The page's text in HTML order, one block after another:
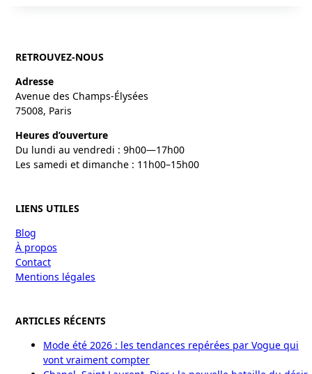
RETROUVEZ-NOUS
Adresse
Avenue des Champs-Élysées
75008, Paris
Heures d’ouverture
Du lundi au vendredi : 9h00—17h00
Les samedi et dimanche : 11h00–15h00
LIENS UTILES
Blog
À propos
Contact
Mentions légales
ARTICLES RÉCENTS
Mode été 2026 : les tendances repérées par Vogue qui
vont vraiment compter